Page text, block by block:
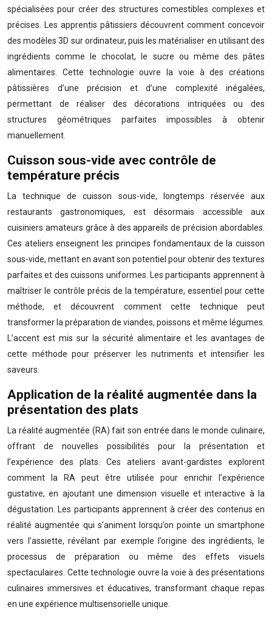
spécialisées pour créer des structures comestibles complexes et
précises. Les apprentis pâtissiers découvrent comment concevoir
des modèles 3D sur ordinateur, puis les matérialiser en utilisant des
ingrédients comme le chocolat, le sucre ou même des pâtes
alimentaires. Cette technologie ouvre la voie à des créations
pâtissières d’une précision et d’une complexité inégalées,
permettant de réaliser des décorations intriquées ou des
structures géométriques parfaites impossibles à obtenir
manuellement.
Cuisson sous-vide avec contrôle de
température précis
La technique de cuisson sous-vide, longtemps réservée aux
restaurants gastronomiques, est désormais accessible aux
cuisiniers amateurs grâce à des appareils de précision abordables.
Ces ateliers enseignent les principes fondamentaux de la cuisson
sous-vide, mettant en avant son potentiel pour obtenir des textures
parfaites et des cuissons uniformes. Les participants apprennent à
maîtriser le contrôle précis de la température, essentiel pour cette
méthode, et découvrent comment cette technique peut
transformer la préparation de viandes, poissons et même légumes.
L’accent est mis sur la sécurité alimentaire et les avantages de
cette méthode pour préserver les nutriments et intensifier les
saveurs.
Application de la réalité augmentée dans la
présentation des plats
La réalité augmentée (RA) fait son entrée dans le monde culinaire,
offrant de nouvelles possibilités pour la présentation et
l’expérience des plats. Ces ateliers avant-gardistes explorent
comment la RA peut être utilisée pour enrichir l’expérience
gustative, en ajoutant une dimension visuelle et interactive à la
dégustation. Les participants apprennent à créer des contenus en
réalité augmentée qui s’animent lorsqu’on pointe un smartphone
vers l’assiette, révélant par exemple l’origine des ingrédients, le
processus de préparation ou même des effets visuels
spectaculaires. Cette technologie ouvre la voie à des présentations
culinaires immersives et éducatives, transformant chaque repas
en une expérience multisensorielle unique.